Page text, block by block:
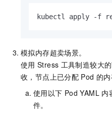
kubectl apply -f
模拟内存超卖场景。
使用 Stress 工具制造较大
收，节点上已分配 Pod 的
使用以下 Pod YAML 内
件。